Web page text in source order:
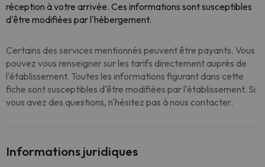
réception à votre arrivée. Ces informations sont susceptibles
d'être modifiées par l'hébergement.
Certains des services mentionnés peuvent être payants. Vous
pouvez vous renseigner sur les tarifs directement auprès de
l'établissement. Toutes les informations figurant dans cette
fiche sont susceptibles d'être modifiées par l'établissement. Si
vous avez des questions, n'hésitez pas à nous contacter.
Informations juridiques